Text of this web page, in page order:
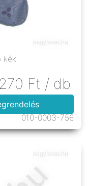
kék
Ft / db
010-0003-756